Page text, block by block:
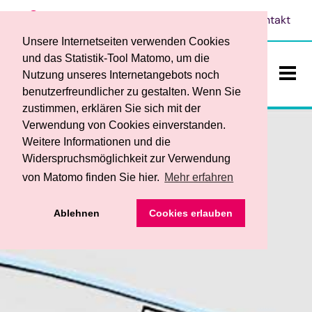
Unsere Internetseiten verwenden Cookies
und das Statistik-Tool Matomo, um die
Nutzung unseres Internetangebots noch
benutzerfreundlicher zu gestalten. Wenn Sie
zustimmen, erklären Sie sich mit der
Verwendung von Cookies einverstanden.
Weitere Informationen und die
Widerspruchsmöglichkeit zur Verwendung
von Matomo finden Sie hier. Mehr erfahren
Ablehnen Cookies erlauben
Kontakt
Das sind wir
• Ansprechpersonen
• Service
Teilhabe und Bildung
• Begleitender Dienst
• Berufsbildungsbereich
Dienstleistungen / Produkte